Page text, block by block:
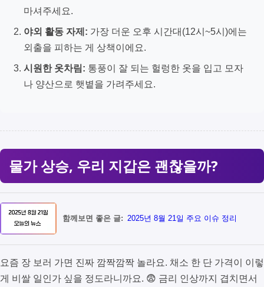
마셔주세요.
야외 활동 자제: 가장 더운 오후 시간대(12시~5시)에는
외출을 피하는 게 상책이에요.
시원한 옷차림: 통풍이 잘 되는 헐렁한 옷을 입고 모자
나 양산으로 햇볕을 가려주세요.
물가 상승, 우리 지갑은 괜찮을까?
함께보면 좋은 글: 2025년 8월 21일 주요 이슈 정리
요즘 장 보러 가면 진짜 깜짝깜짝 놀라요. 채소 한 단 가격이 이렇
게 비쌀 일인가 싶을 정도라니까요. 😨 금리 인상까지 겹치면서